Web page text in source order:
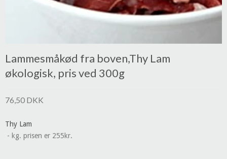
Lammesmåkød fra boven,Thy Lam
økologisk, pris ved 300g
76,50 DKK
Thy Lam
- kg. prisen er 255kr.